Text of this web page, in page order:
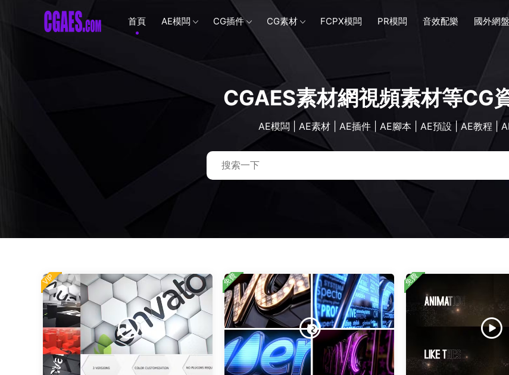
首頁 AE模闆 CG插件 CG素材 FCPX模闆 PR模闆 音效配樂 國外網
CGAES素材網視頻素材等CG
AE模闆 | AE素材 | AE插件 | AE腳本 | AE預設 | AE教程 |
VIP 免費 免費